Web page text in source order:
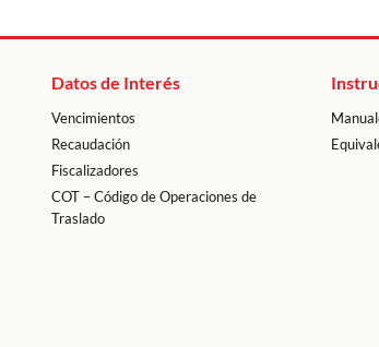
Datos de Interés
Vencimientos
Recaudación
Fiscalizadores
COT – Código de Operaciones de
Traslado